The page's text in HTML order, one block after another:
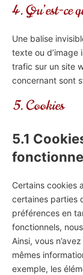
4. Qu’est-ce
Une balise
texte ou d’image
trafic sur un site
concernant sont
5. Cookies
5.1
Certains cookies
certaines parties
préférences en
fonctionnels,
Ainsi, vous
mêmes
exemple, les